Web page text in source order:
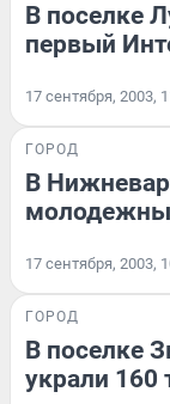
В поселке
первый
17 сентября, 2003,
ГОРОД
В
17 сентября, 2003,
ГОРОД
В поселке
украли 160